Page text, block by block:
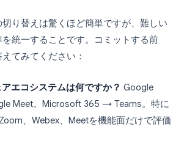
り替えは驚くほど簡単ですが、難しい
統一することです。コミットする前
てみてください：
エコシステムは何ですか？ Google
Meet。Microsoft 365 → Teams。特に
、Webex、Meetを機能面だけで評価